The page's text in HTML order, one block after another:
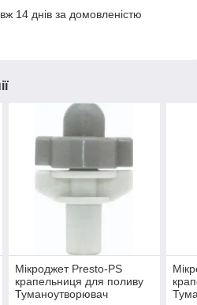
14 днів за домовленістю
Мікроджет Presto-PS
крапельниця для поливу
Туманоутворювач